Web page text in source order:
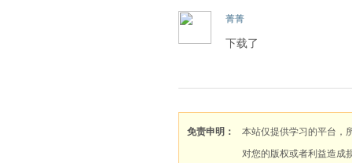
菁菁
下载了
免责申明：
本站仅提供学习的平台，
对您的版权或者利益造成